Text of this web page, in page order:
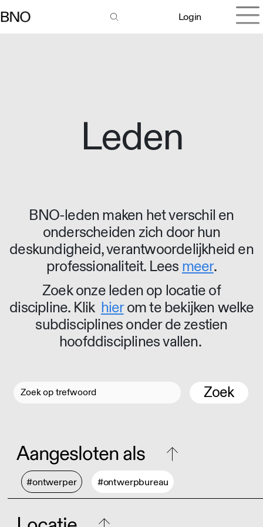
Login
Leden
BNO-leden maken het verschil en
onderscheiden zich door hun
deskundigheid, verantwoordelijkheid en
professionaliteit. Lees meer.
Zoek onze leden op locatie of
discipline. Klik hierom te bekijken welke
subdisciplines onder de zestien
hoofddisciplines vallen.
Zoek
Aangesloten als
#ontwerper #ontwerpbureau